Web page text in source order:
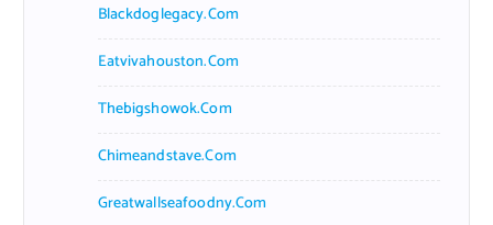
Blackdoglegacy.com
Eatvivahouston.com
Thebigshowok.com
Chimeandstave.com
Greatwallseafoodny.com